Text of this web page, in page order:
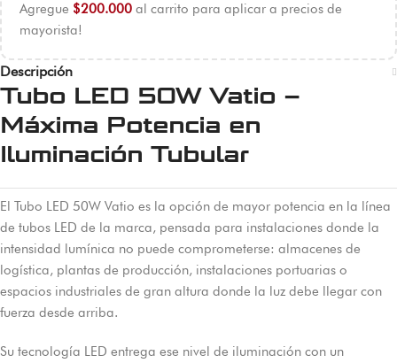
Agregue $200.000 al carrito para aplicar a precios de
mayorista!
Descripción
Tubo LED 50W Vatio –
Máxima Potencia en
Iluminación Tubular
El Tubo LED 50W Vatio es la opción de mayor potencia en la línea
de tubos LED de la marca, pensada para instalaciones donde la
intensidad lumínica no puede comprometerse: almacenes de
logística, plantas de producción, instalaciones portuarias o
espacios industriales de gran altura donde la luz debe llegar con
fuerza desde arriba.
Su tecnología LED entrega ese nivel de iluminación con un